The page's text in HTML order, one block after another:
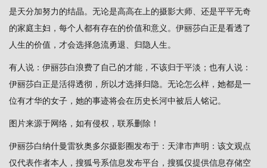
是天分加努力的结晶。无论是高高在上的摄影大师、还是平平无奇
的家庭主妇，每个人都有存在的价值和意义。伊丽莎白正是看透了
人生的价值，才会选择急流勇退、归隐人生。
有人说：伊丽莎白浪费了自己的才能，不该归于平淡；也有人说：
伊丽莎白正是活得透彻，所以才选择归隐。无论怎么样，她都是一
位有才华的女子，她的事迹将会在历史长河中被后人铭记。
图片来源于网络，如有侵权，联系删除！
伊丽莎白纳什曼雷狄奥多尔摄影圈发布于：天津市声明：该文观点
仅代表作者本人，搜狐号系信息发布平台，搜狐仅提供信息存储空